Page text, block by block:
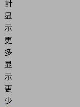
計
显
示
更
多
显
示
更
少